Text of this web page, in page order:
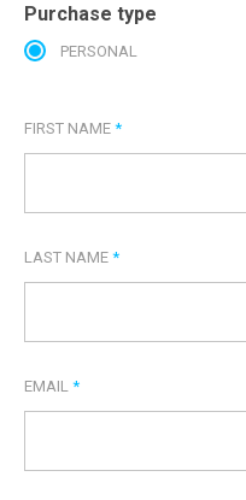
Purchase type
PERSONAL
FIRST NAME *
LAST NAME *
EMAIL *